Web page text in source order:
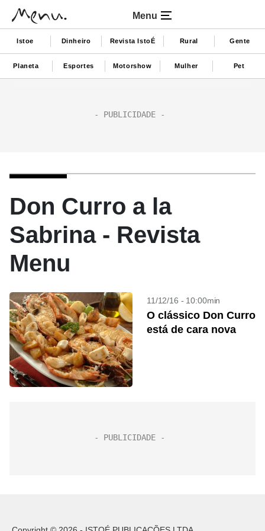
Menu
Istoe Dinheiro Revista IstoÉ Rural Gente
Planeta Esportes Motorshow Mulher Pet
Don Curro a la
Sabrina - Revista
Menu
11/12/16 - 10:00min
O clássico Don Curro
está de cara nova